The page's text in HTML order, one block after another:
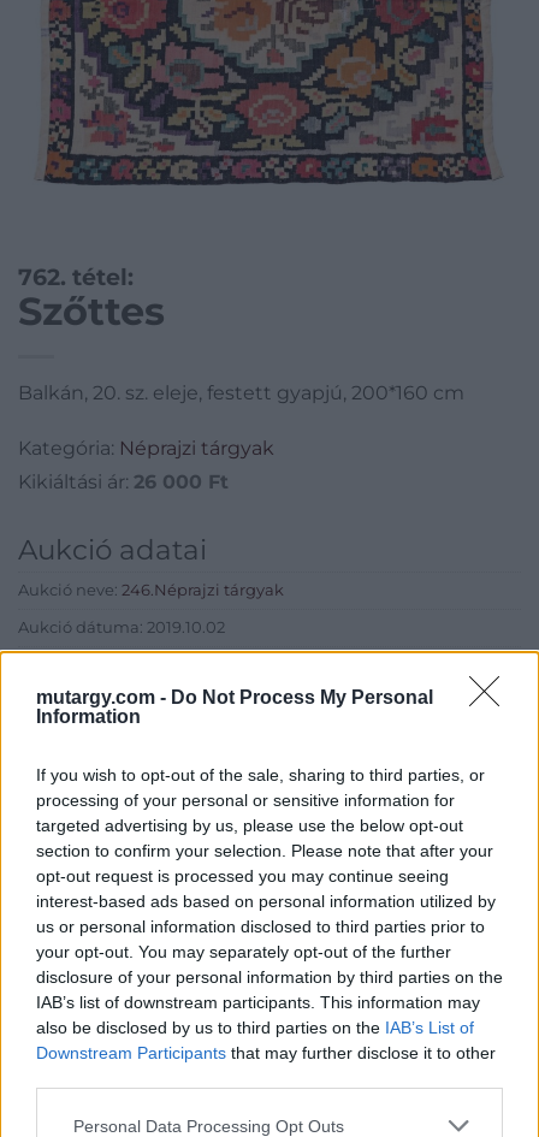
mutargy.com - Do Not Process My Personal
Information
If you wish to opt-out of the sale, sharing to third parties, or
processing of your personal or sensitive information for
targeted advertising by us, please use the below opt-out
section to confirm your selection. Please note that after your
opt-out request is processed you may continue seeing
interest-based ads based on personal information utilized by
us or personal information disclosed to third parties prior to
your opt-out. You may separately opt-out of the further
disclosure of your personal information by third parties on the
IAB’s list of downstream participants. This information may
also be disclosed by us to third parties on the IAB’s List of
Downstream Participants that may further disclose it to other
Personal Data Processing Opt Outs
762. tétel:
Szőttes
Balkán, 20. sz. eleje, festett gyapjú, 200*160 cm
Kategória: Néprajzi tárgyak
Kikiáltási ár: 26 000 Ft
Aukció adatai
Aukció neve: 246.Néprajzi tárgyak
Aukció dátuma: 2019.10.02
Aukció helye: Budapest, Balaton utca 8.
Eladó adatai
Eladó:Nagyházi Galéria és
Aukciósház
Cím: Müller Márta
Nagyházi Galéria és Aukciósház
Kft.
1055 Budapest, Balaton utca 8.
Telefon: +361 475 6000 +361
4756005
Weboldal: